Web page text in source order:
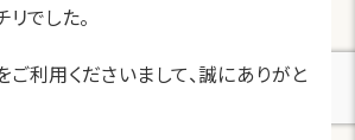
でした。
ご利用くださいまして、誠にありがと